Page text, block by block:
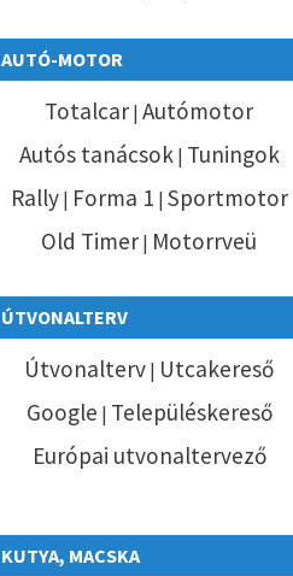
AUTÓ-MOTOR
Totalcar | Autómotor
Autós tanácsok| Tuningok
Rally| Forma 1 | Sportmotor
Old Timer | Motorrveü
ÚTVONALTERV
Útvonalterv | Utcakereső
Google | Településkereső
Európai utvonaltervező
KUTYA, MACSKA